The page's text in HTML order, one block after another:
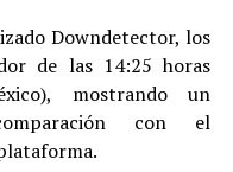
Downdetector, los
de las 14:25 horas
mostrando un
con el